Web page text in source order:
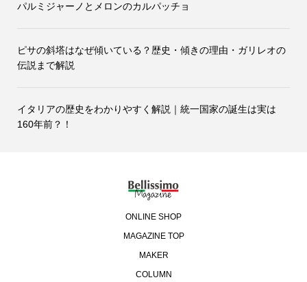
パルミジャーノとメロンのカルパッチョ
ピサの斜塔はなぜ傾いている？歴史・傾きの理由・ガリレオの
伝説まで解説
イタリアの歴史をわかりやすく解説｜統一国家の誕生は実は
160年前？！
ONLINE SHOP
MAGAZINE TOP
MAKER
COLUMN